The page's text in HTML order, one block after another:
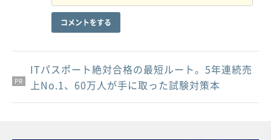
コメントをする
PR
PR
PR
ITパスポート絶対合格の最短ルート。5年連続売
上No.1、60万人が手に取った試験対策本